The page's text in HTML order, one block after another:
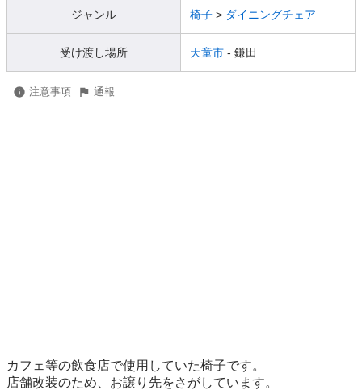
ジャンル 椅子 > ダイニングチェア
受け渡し場所 天童市 - 鎌田
注意事項 通報
カフェ等の飲食店で使用していた椅子です。
店舗改装のため、お譲り先をさがしています。